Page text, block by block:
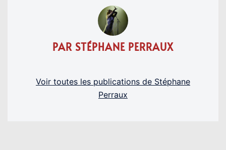
PAR STÉPHANE PERRAUX
Voir toutes les publications de Stéphane
Perraux